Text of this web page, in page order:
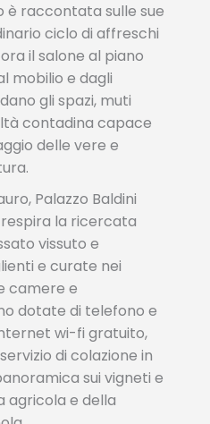
è raccontata sulle sue
ciclo di affreschi
il salone al piano
mobilio e dagli
gli spazi, muti
contadina capace
delle vere e
Palazzo Baldini
respira la ricercata
vissuto e
e curate nei
camere e
dotate di telefono e
wi-fi gratuito,
di colazione in
sui vigneti e
agricola e della